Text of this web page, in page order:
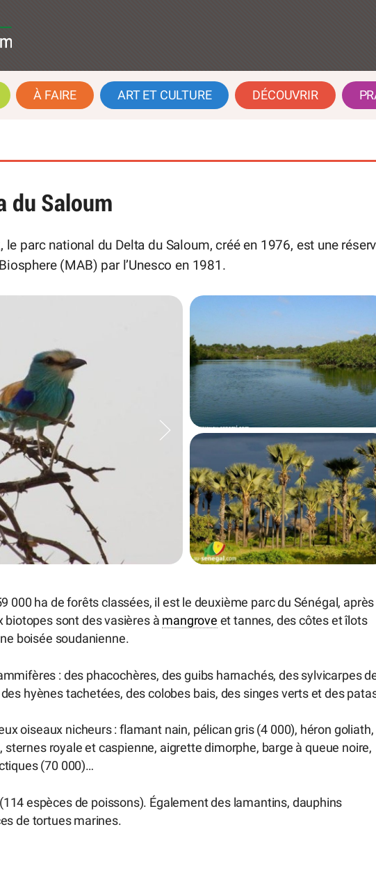
À FAIRE ART ET CULTURE DÉCOUVRIR
du Saloum
le parc national du Delta du Saloum, créé en 1976, est une
(MAB) par l’Unesco en 1981.
000 ha de forêts classées, il est le deuxième parc du Sénégal, après
biotopes sont des vasières à mangrove et tannes, des côtes et îlots
boisée soudanienne.
: des phacochères, des guibs harnachés, des sylvicarpes
hyènes tachetées, des colobes bais, des singes verts et des
oiseaux nicheurs : flamant nain, pélican gris (4 000), héron goliath,
royale et caspienne, aigrette dimorphe, barge à queue noire,
(70 000)…
espèces de poissons). Également des lamantins, dauphins
de tortues marines.